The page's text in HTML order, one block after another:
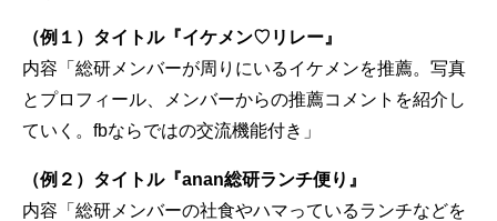
（例１）タイトル『イケメン♡リレー』
内容「総研メンバーが周りにいるイケメンを推薦。写真
とプロフィール、メンバーからの推薦コメントを紹介し
ていく。fbならではの交流機能付き」
（例２）タイトル『anan総研ランチ便り』
内容「総研メンバーの社食やハマっているランチなどを